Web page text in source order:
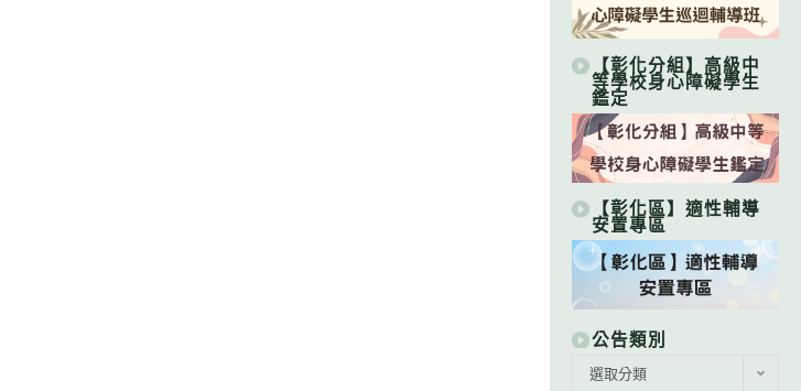
【彰化分組】高級中
等學校身心障礙學生
鑑定
【彰化區】適性輔導
安置專區
公告類別
選取分類